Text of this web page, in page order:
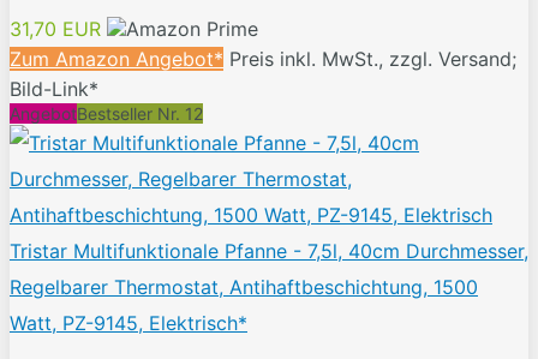
31,70 EUR
Zum Amazon Angebot* Preis inkl. MwSt., zzgl. Versand;
Bild-Link*
AngebotBestseller Nr. 12
Tristar Multifunktionale Pfanne - 7,5l, 40cm Durchmesser,
Regelbarer Thermostat, Antihaftbeschichtung, 1500
Watt, PZ-9145, Elektrisch*